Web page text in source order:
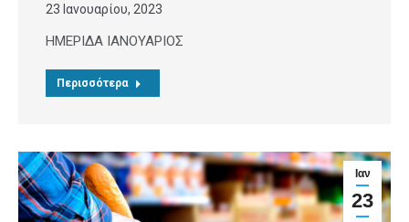
23 Ιανουαρίου, 2023
ΗΜΕΡΙΔΑ ΙΑΝΟΥΑΡΙΟΣ
Περισσότερα
Ιαν
23